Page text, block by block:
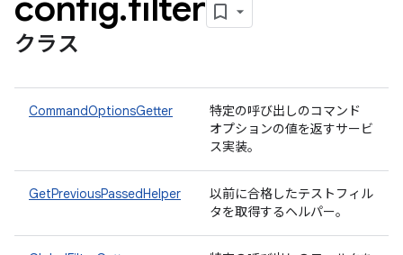
クラス
CommandOptionsGetter
特定の呼び出しのコマンド
オプションの値を返すサービ
ス実装。
GetPreviousPassedHelper
以前に合格したテストフィル
タを取得するヘルパー。